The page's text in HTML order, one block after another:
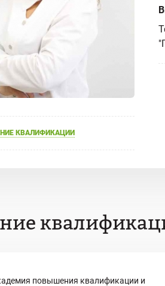
КВАЛИФИКАЦИИ
повышения квалификации и